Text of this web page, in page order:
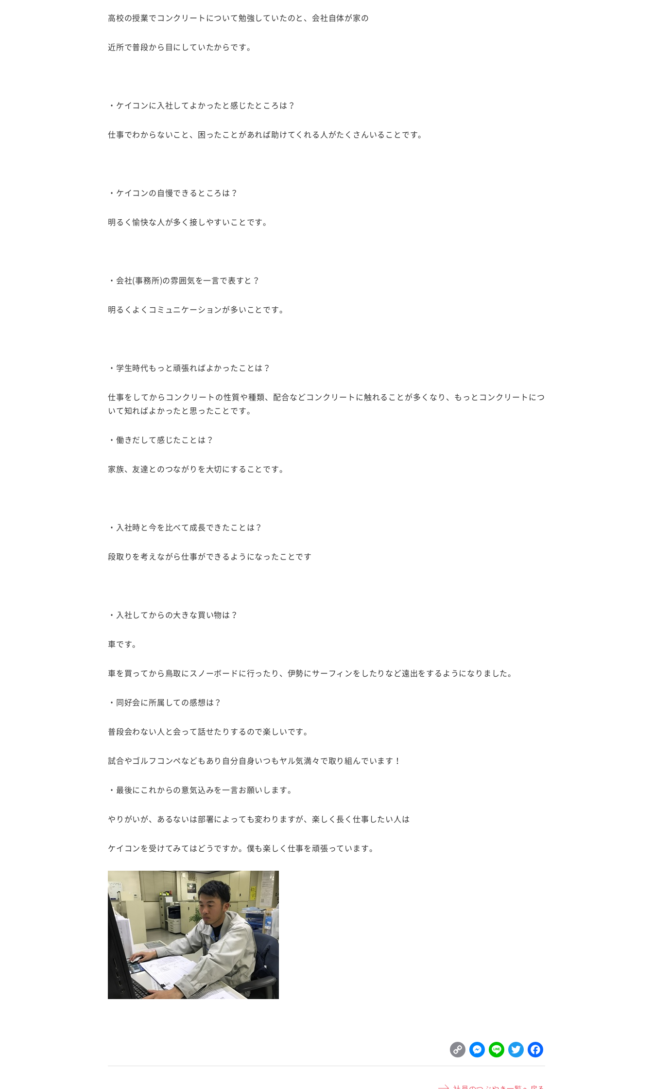
高校の授業でコンクリートについて勉強していたのと、会社自体が家の
近所で普段から目にしていたからです。
・ケイコンに入社してよかったと感じたところは？
仕事でわからないこと、困ったことがあれば助けてくれる人がたくさんいることです。
・ケイコンの自慢できるところは？
明るく愉快な人が多く接しやすいことです。
・会社(事務所)の雰囲気を一言で表すと？
明るくよくコミュニケーションが多いことです。
・学生時代もっと頑張ればよかったことは？
仕事をしてからコンクリートの性質や種類、配合などコンクリートに触れることが多くなり、もっとコンクリートにつ
いて知ればよかったと思ったことです。
・働きだして感じたことは？
家族、友達とのつながりを大切にすることです。
・入社時と今を比べて成長できたことは？
段取りを考えながら仕事ができるようになったことです
・入社してからの大きな買い物は？
車です。
車を買ってから鳥取にスノーボードに行ったり、伊勢にサーフィンをしたりなど遠出をするようになりました。
・同好会に所属しての感想は？
普段会わない人と会って話せたりするので楽しいです。
試合やゴルフコンペなどもあり自分自身いつもヤル気満々で取り組んでいます！
・最後にこれからの意気込みを一言お願いします。
やりがいが、あるないは部署によっても変わりますが、楽しく長く仕事したい人は
ケイコンを受けてみてはどうですか。僕も楽しく仕事を頑張っています。
C
o
M
e
L
i
T
w